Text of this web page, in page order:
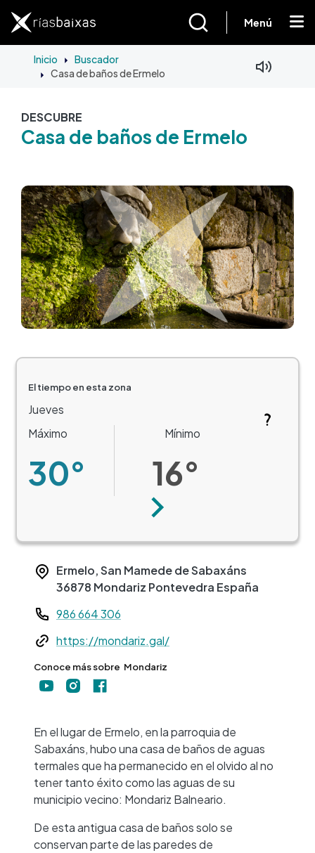
Menú
Inicio Buscador
Casa de baños de Ermelo
DESCUBRE
Casa de baños de Ermelo
Imagen
El tiempo en esta zona
Jueves
Máximo
30°
Mínimo
16°
Siguiente
Ermelo, San Mamede de Sabaxáns
36878 Mondariz Pontevedra España
Teléfono
986 664 306
Webhttps://mondariz.gal/
Conoce más sobre Mondariz
En el lugar de Ermelo, en la parroquia de
Sabaxáns, hubo una casa de baños de aguas
termales que ha permanecido en el olvido al no
tener tanto éxito como las aguas de su
municipio vecino: Mondariz Balneario.
De esta antigua casa de baños solo se
conservan parte de las paredes de